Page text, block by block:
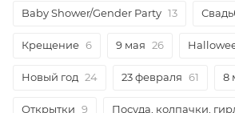
Baby Shower/Gender Party 13
Крещение 6 9 мая 26
Новый год 24 23 февраля 61 8
Открытки 9 Посуда, колпачки,